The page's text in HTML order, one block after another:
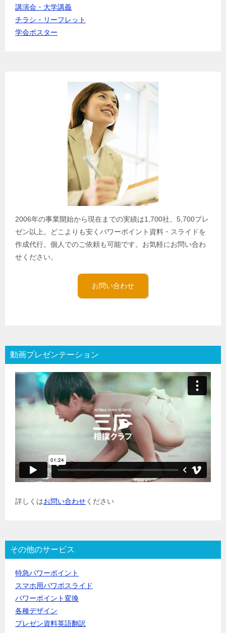
講演会・大学講義
チラシ・リーフレット
学会ポスター
2006年の事業開始から現在までの実績は1,700社、5,700プレ
ゼン以上。どこよりも安くパワーポイント資料・スライドを
作成代行。個人でのご依頼も可能です。お気軽にお問い合わ
せください。
お問い合わせ
動画プレゼンテーション
詳しくはお問い合わせください
その他のサービス
特急パワーポイント
スマホ用パワポスライド
パワーポイント変換
各種デザイン
プレゼン資料英語翻訳